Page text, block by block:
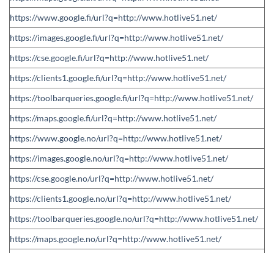
https://www.google.fi/url?q=http://www.hotlive51.net/
https://images.google.fi/url?q=http://www.hotlive51.net/
https://cse.google.fi/url?q=http://www.hotlive51.net/
https://clients1.google.fi/url?q=http://www.hotlive51.net/
https://toolbarqueries.google.fi/url?q=http://www.hotlive51.net/
https://maps.google.fi/url?q=http://www.hotlive51.net/
https://www.google.no/url?q=http://www.hotlive51.net/
https://images.google.no/url?q=http://www.hotlive51.net/
https://cse.google.no/url?q=http://www.hotlive51.net/
https://clients1.google.no/url?q=http://www.hotlive51.net/
https://toolbarqueries.google.no/url?q=http://www.hotlive51.net/
https://maps.google.no/url?q=http://www.hotlive51.net/